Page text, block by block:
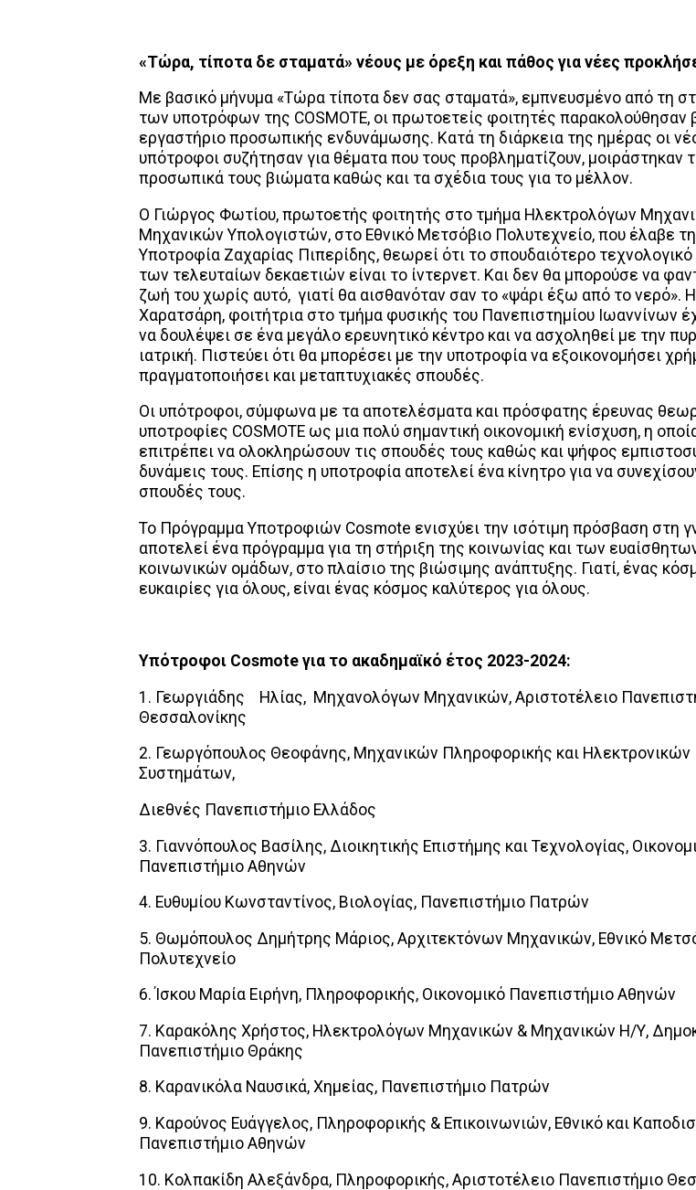
«Τώρα, τίποτα δε σταματά» νέους με όρεξη και πάθος για νέες
Με βασικό μήνυμα «Τώρα τίποτα δεν σας σταματά», εμπνευσμένο από τη
των υποτρόφων της COSMOTE, οι πρωτοετείς φοιτητές παρακολούθησαν
εργαστήριο προσωπικής ενδυνάμωσης. Κατά τη διάρκεια της ημέρας οι
υπότροφοι συζήτησαν για θέματα που τους προβληματίζουν, μοιράστηκαν
προσωπικά τους βιώματα καθώς και τα σχέδια τους για το μέλλον.
Ο Γιώργος Φωτίου, πρωτοετής φοιτητής στο τμήμα Ηλεκτρολόγων
Μηχανικών Υπολογιστών, στο Εθνικό Μετσόβιο Πολυτεχνείο, που έλαβε
Υποτροφία Ζαχαρίας Πιπερίδης, θεωρεί ότι το σπουδαιότερο τεχνολογικό
των τελευταίων δεκαετιών είναι το ίντερνετ. Και δεν θα μπορούσε να
ζωή του χωρίς αυτό, γιατί θα αισθανόταν σαν το «ψάρι έξω από το νερό».
Χαρατσάρη, φοιτήτρια στο τμήμα φυσικής του Πανεπιστημίου Ιωαννίνων
να δουλέψει σε ένα μεγάλο ερευνητικό κέντρο και να ασχοληθεί με την
ιατρική. Πιστεύει ότι θα μπορέσει με την υποτροφία να εξοικονομήσει
πραγματοποιήσει και μεταπτυχιακές σπουδές.
Οι υπότροφοι, σύμφωνα με τα αποτελέσματα και πρόσφατης έρευνας
υποτροφίες COSMOTE ως μια πολύ σημαντική οικονομική ενίσχυση, η
επιτρέπει να ολοκληρώσουν τις σπουδές τους καθώς και ψήφος
δυνάμεις τους. Επίσης η υποτροφία αποτελεί ένα κίνητρο για να
σπουδές τους.
Το Πρόγραμμα Υποτροφιών Cosmote ενισχύει την ισότιμη πρόσβαση στη
αποτελεί ένα πρόγραμμα για τη στήριξη της κοινωνίας και των
κοινωνικών ομάδων, στο πλαίσιο της βιώσιμης ανάπτυξης. Γιατί, ένας
ευκαιρίες για όλους, είναι ένας κόσμος καλύτερος για όλους.
Υπότροφοι Cosmote για το ακαδημαϊκό έτος 2023-2024:
1. Γεωργιάδης Ηλίας, Μηχανολόγων Μηχανικών, Αριστοτέλειο
Θεσσαλονίκης
2. Γεωργόπουλος Θεοφάνης, Μηχανικών Πληροφορικής και Ηλεκτρονικών
Συστημάτων,
Διεθνές Πανεπιστήμιο Ελλάδος
3. Γιαννόπουλος Βασίλης, Διοικητικής Επιστήμης και Τεχνολογίας,
Πανεπιστήμιο Αθηνών
4. Ευθυμίου Κωνσταντίνος, Βιολογίας, Πανεπιστήμιο Πατρών
5. Θωμόπουλος Δημήτρης Μάριος, Αρχιτεκτόνων Μηχανικών, Εθνικό
Πολυτεχνείο
6. Ίσκου Μαρία Ειρήνη, Πληροφορικής, Οικονομικό Πανεπιστήμιο Αθηνών
7. Καρακόλης Χρήστος, Ηλεκτρολόγων Μηχανικών & Μηχανικών Η/Υ,
Πανεπιστήμιο Θράκης
8. Καρανικόλα Ναυσικά, Χημείας, Πανεπιστήμιο Πατρών
9. Καρούνος Ευάγγελος, Πληροφορικής & Επικοινωνιών, Εθνικό και
Πανεπιστήμιο Αθηνών
10. Κολπακίδη Αλεξάνδρα, Πληροφορικής, Αριστοτέλειο Πανεπιστήμιο